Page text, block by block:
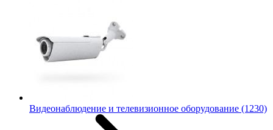
Видеонаблюдение и телевизионное оборудование (1230)